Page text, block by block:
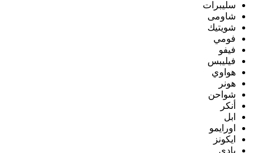
سليبرات
شاومى
شويتيك
فومي
فيفو
فيليبس
هواوي
هونر
شواحن
أنكر
ابل
اورايمو
ايكونز
بادى